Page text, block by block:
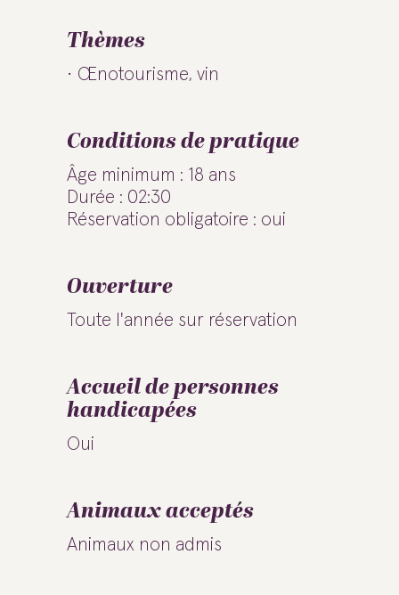
Thèmes
Œnotourisme, vin
Conditions de pratique
Âge minimum : 18 ans
Durée : 02:30
Réservation obligatoire : oui
Ouverture
Toute l'année sur réservation
Accueil de personnes
handicapées
Oui
Animaux acceptés
Animaux non admis